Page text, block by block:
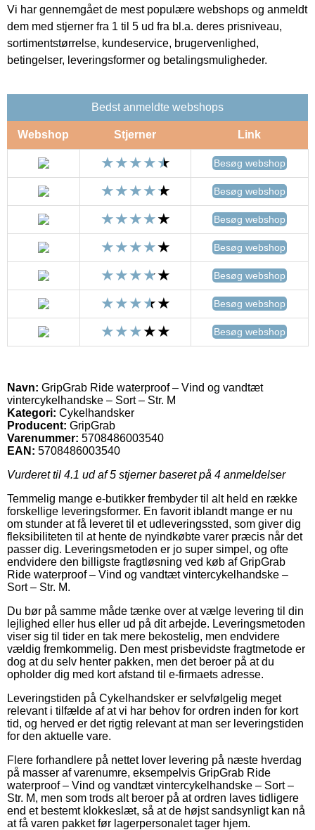
Vi har gennemgået de mest populære webshops og anmeldt
dem med stjerner fra 1 til 5 ud fra bl.a. deres prisniveau,
sortimentstørrelse, kundeservice, brugervenlighed,
betingelser, leveringsformer og betalingsmuligheder.
Bedst anmeldte webshops
Webshop Stjerner Link
Besøg webshop
Besøg webshop
Besøg webshop
Besøg webshop
Besøg webshop
Besøg webshop
Besøg webshop
Navn: GripGrab Ride waterproof – Vind og vandtæt
vintercykelhandske – Sort – Str. M
Kategori: Cykelhandsker
Producent: GripGrab
Varenummer: 5708486003540
EAN: 5708486003540
Vurderet til 4.1 ud af 5 stjerner baseret på 4 anmeldelser
Temmelig mange e-butikker frembyder til alt held en række
forskellige leveringsformer. En favorit iblandt mange er nu
om stunder at få leveret til et udleveringssted, som giver dig
fleksibiliteten til at hente de nyindkøbte varer præcis når det
passer dig. Leveringsmetoden er jo super simpel, og ofte
endvidere den billigste fragtløsning ved køb af GripGrab
Ride waterproof – Vind og vandtæt vintercykelhandske –
Sort – Str. M.
Du bør på samme måde tænke over at vælge levering til din
lejlighed eller hus eller ud på dit arbejde. Leveringsmetoden
viser sig til tider en tak mere bekostelig, men endvidere
vældig fremkommelig. Den mest prisbevidste fragtmetode er
dog at du selv henter pakken, men det beroer på at du
opholder dig med kort afstand til e-firmaets adresse.
Leveringstiden på Cykelhandsker er selvfølgelig meget
relevant i tilfælde af at vi har behov for ordren inden for kort
tid, og herved er det rigtig relevant at man ser leveringstiden
for den aktuelle vare.
Flere forhandlere på nettet lover levering på næste hverdag
på masser af varenumre, eksempelvis GripGrab Ride
waterproof – Vind og vandtæt vintercykelhandske – Sort –
Str. M, men som trods alt beroer på at ordren laves tidligere
end et bestemt klokkeslæt, så at de højst sandsynligt kan nå
at få varen pakket før lagerpersonalet tager hjem.